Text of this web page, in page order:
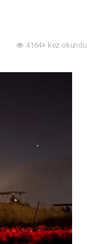
4164+ kez okundu.